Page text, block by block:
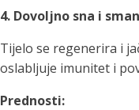
4. Dovoljno sna i
Tijelo se regenerira i
oslabljuje imunitet i
Prednosti: